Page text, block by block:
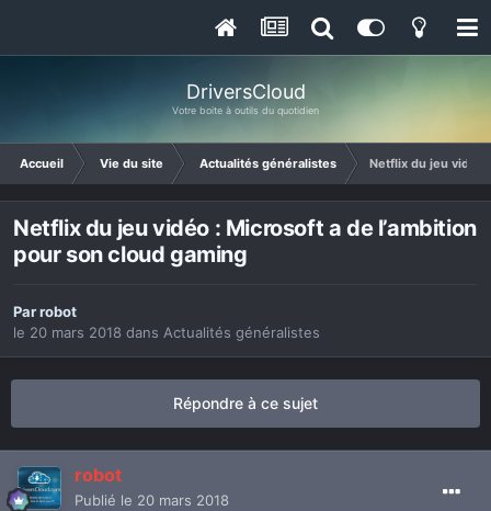
DriversCloud
Votre boite à outils du quotidien
Accueil Vie du site Actualités généralistes Netflix du jeu vidéo
Netflix du jeu vidéo : Microsoft a de l’ambition
pour son cloud gaming
Parrobot
le 20 mars 2018 dans Actualités généralistes
Répondre à ce sujet
robot
Publié le 20 mars 2018